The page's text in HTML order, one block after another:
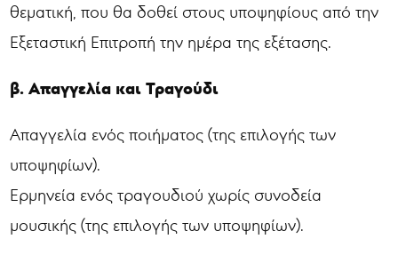
θεματική, που θα δοθεί στους υποψηφίους από την
Εξεταστική Επιτροπή την ημέρα της εξέτασης.
β. Απαγγελία και Τραγούδι
Απαγγελία ενός ποιήματος (της επιλογής των
υποψηφίων).
Ερμηνεία ενός τραγουδιού χωρίς συνοδεία
μουσικής (της επιλογής των υποψηφίων).